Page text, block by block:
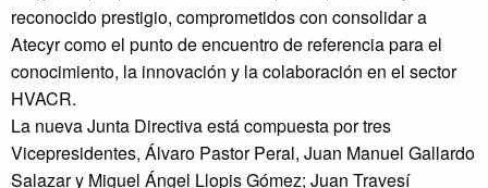
reconocido prestigio, comprometidos con consolidar a
Atecyr como el punto de encuentro de referencia para el
conocimiento, la innovación y la colaboración en el sector
HVACR.
La nueva Junta Directiva está compuesta por tres
Vicepresidentes, Álvaro Pastor Peral, Juan Manuel Gallardo
Salazar y Miguel Ángel Llopis Gómez; Juan Travesí